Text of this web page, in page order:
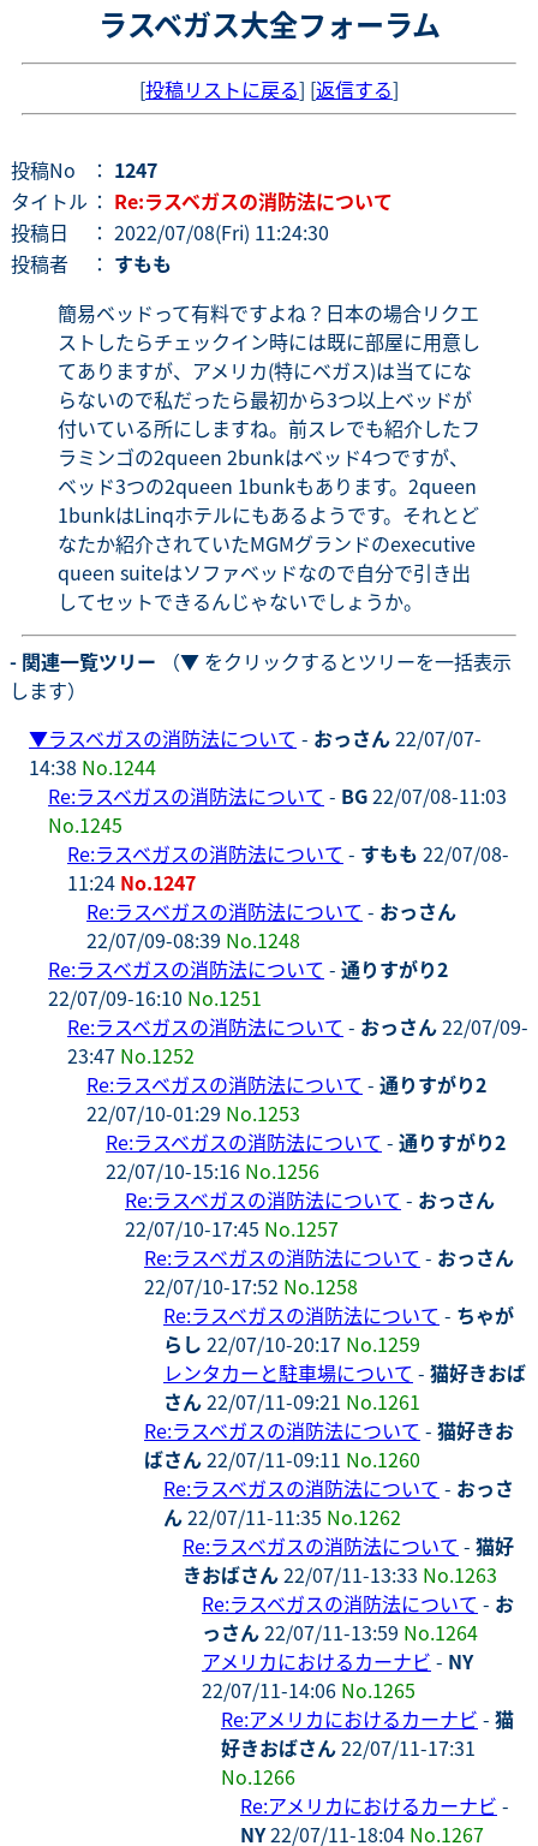
ラスベガス大全フォーラム
[投稿リストに戻る] [返信する]
投稿No ： 1247
タイトル ： Re:ラスベガスの消防法について
投稿日
： 2022/07/08(Fri) 11:24:30
投稿者
： すもも
簡易ベッドって有料ですよね？日本の場合リクエ
ストしたらチェックイン時には既に部屋に用意し
てありますが、アメリカ(特にベガス)は当てにな
らないので私だったら最初から3つ以上ベッドが
付いている所にしますね。前スレでも紹介したフ
ラミンゴの2queen 2bunkはベッド4つですが、
ベッド3つの2queen 1bunkもあります。2queen
1bunkはLinqホテルにもあるようです。それとど
なたか紹介されていたMGMグランドのexecutive
queen suiteはソファベッドなので自分で引き出
してセットできるんじゃないでしょうか。
- 関連一覧ツリー （▼ をクリックするとツリーを一括表示
します）
▼ラスベガスの消防法について - おっさん22/07/07-
14:38 No.1244
Re:ラスベガスの消防法について - BG22/07/08-11:03
No.1245
Re:ラスベガスの消防法について - すもも 22/07/08-
11:24 No.1247
Re:ラスベガスの消防法について - おっさん
22/07/09-08:39 No.1248
Re:ラスベガスの消防法について - 通りすがり2
22/07/09-16:10 No.1251
Re:ラスベガスの消防法について - おっさん22/07/09-
23:47 No.1252
Re:ラスベガスの消防法について - 通りすがり2
22/07/10-01:29 No.1253
Re:ラスベガスの消防法について - 通りすがり2
22/07/10-15:16 No.1256
Re:ラスベガスの消防法について - おっさん
22/07/10-17:45 No.1257
Re:ラスベガスの消防法について - おっさん
22/07/10-17:52 No.1258
Re:ラスベガスの消防法について - ちゃが
らし 22/07/10-20:17 No.1259
レンタカーと駐車場について - 猫好きおば
さん22/07/11-09:21 No.1261
Re:ラスベガスの消防法について - 猫好きお
ばさん22/07/11-09:11 No.1260
Re:ラスベガスの消防法について - おっさ
ん22/07/11-11:35 No.1262
Re:ラスベガスの消防法について - 猫好
きおばさん22/07/11-13:33 No.1263
Re:ラスベガスの消防法について - お
っさん22/07/11-13:59 No.1264
アメリカにおけるカーナビ - NY
22/07/11-14:06 No.1265
Re:アメリカにおけるカーナビ - 猫
好きおばさん22/07/11-17:31
No.1266
Re:アメリカにおけるカーナビ -
NY22/07/11-18:04 No.1267